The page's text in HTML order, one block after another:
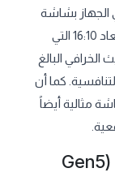
الجهاز بشاشة
وأبعاد 16:10 التي
البالغ
كما أن
مثالية أيضاً
ذاكرة عملاقة وتخزين للمستقبل (Gen5